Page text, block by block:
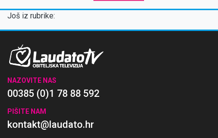
Još iz rubrike:
NAZOVITE NAS
00385 (0)1 78 88 592
PIŠITE NAM
kontakt@laudato.hr